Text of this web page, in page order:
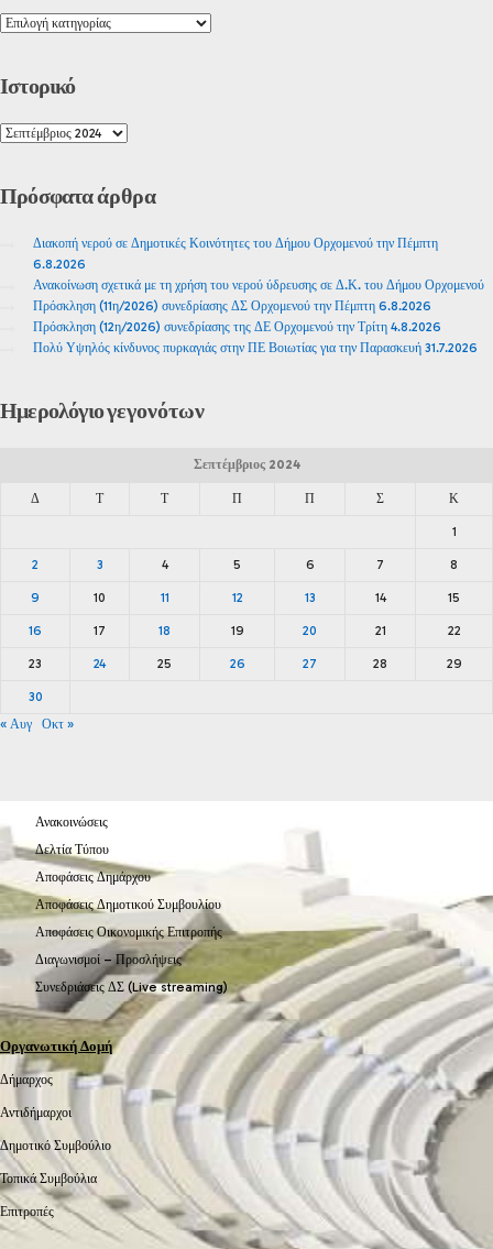
Ιστορικό
Πρόσφαταάρθρα
Διακοπή νερού σε Δημοτικές Κοινότητες του Δήμου Ορχομενού την Πέμπτη
6.8.2026
Ανακοίνωση σχετικά με τη χρήση του νερού ύδρευσης σε Δ.Κ. του Δήμου Ορχομενού
Πρόσκληση (11η/2026) συνεδρίασης ΔΣ Ορχομενού την Πέμπτη 6.8.2026
Πρόσκληση (12η/2026) συνεδρίασης της ΔΕ Ορχομενού την Τρίτη 4.8.2026
Πολύ Υψηλός κίνδυνος πυρκαγιάς στην ΠΕ Βοιωτίας για την Παρασκευή 31.7.2026
Ημερολόγιογεγονότων
Σεπτέμβριος 2024
Δ Τ Τ Π Π Σ Κ
1
2 3 4 5 6 7 8
9 10 11 12 13 14 15
16 17 18 19 20 21 22
23 24 25 26 27 28 29
30
« Αυγ
Οκτ »
Ανακοινώσεις
Δελτία Τύπου
Αποφάσεις Δημάρχου
Αποφάσεις Δημοτικού Συμβουλίου
Αποφάσεις Οικονομικής Επιτροπής
Διαγωνισμοί – Προσλήψεις
Συνεδριάσεις ΔΣ (Live streaming)
Οργανωτική Δομή
Δήμαρχος
Αντιδήμαρχοι
Δημοτικό Συμβούλιο
Τοπικά Συμβούλια
Επιτροπές